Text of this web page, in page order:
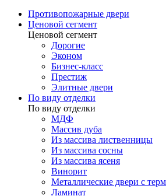
Противопожарные двери
Ценовой сегмент
Ценовой сегмент
Дорогие
Эконом
Бизнес-класс
Престиж
Элитные двери
По виду отделки
По виду отделки
МДФ
Массив дуба
Из массива лиственницы
Из массива сосны
Из массива ясеня
Винорит
Металлические двери с
Ламинат